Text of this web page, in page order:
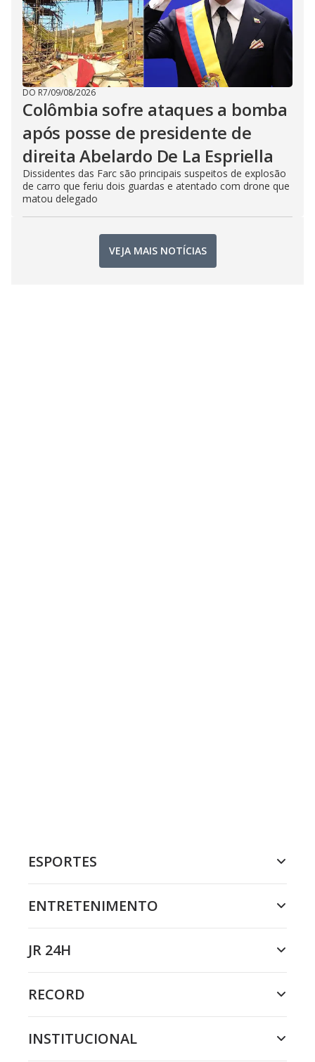
DO R7/09/08/2026
Colômbia sofre ataques a bomba
após posse de presidente de
direita Abelardo De La Espriella
Dissidentes das Farc são principais suspeitos de explosão
de carro que feriu dois guardas e atentado com drone que
matou delegado
VEJA MAIS NOTÍCIAS
ESPORTES
ENTRETENIMENTO
JR 24H
RECORD
INSTITUCIONAL